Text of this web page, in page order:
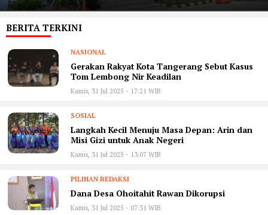
BERITA TERKINI
NASIONAL
Gerakan Rakyat Kota Tangerang Sebut Kasus
Tom Lembong Nir Keadilan
Kamis, 31 Jul 2025 - 17:21 WIB
SOSIAL
Langkah Kecil Menuju Masa Depan: Arin dan
Misi Gizi untuk Anak Negeri
Kamis, 31 Jul 2025 - 13:07 WIB
PILIHAN REDAKSI
Dana Desa Ohoitahit Rawan Dikorupsi
Kamis, 31 Jul 2025 - 07:31 WIB